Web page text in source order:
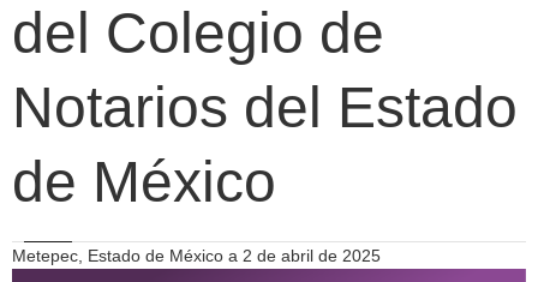
del Colegio de
Notarios del Estado
de México
Metepec, Estado de México a 2 de abril de 2025